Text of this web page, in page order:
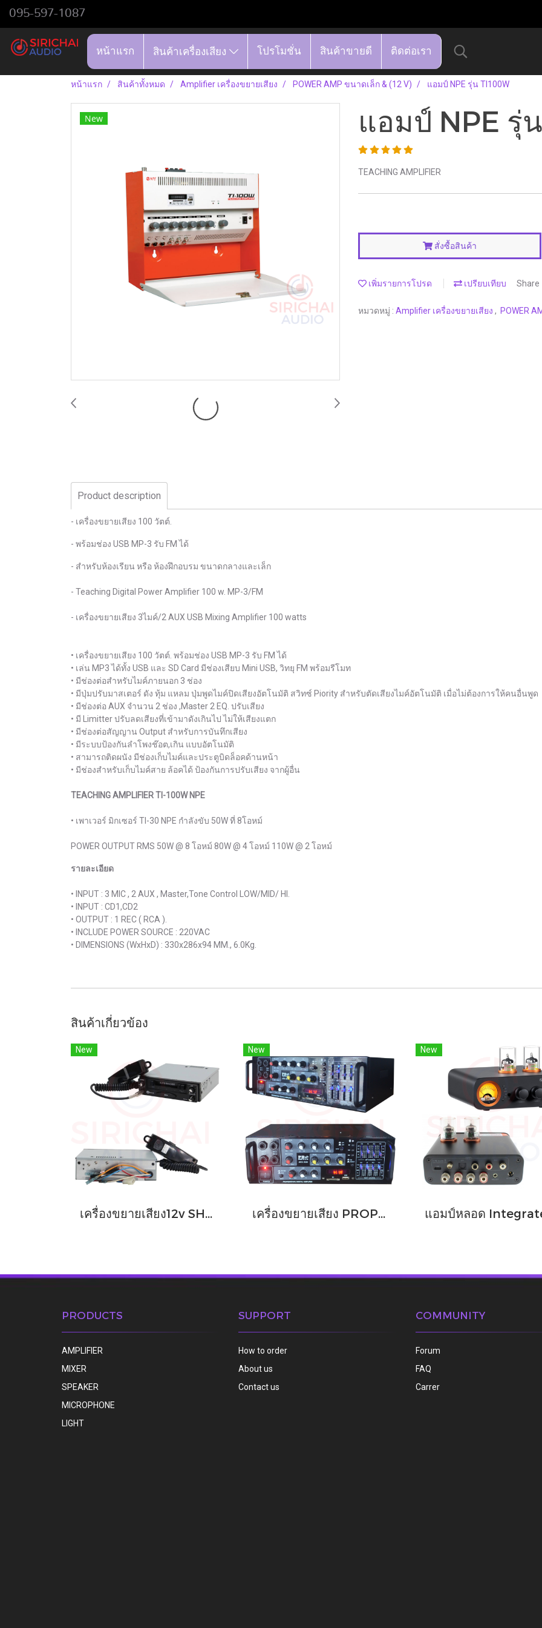
095-597-1087
หน้าแรก สินค้าเครื่องเสียง โปรโมชั่น สินค้าขายดี ติดต่อเรา
หน้าแรก สินค้าทั้งหมด Amplifier เครื่องขยายเสียง POWER AMP ขนาดเล็ก & (12 V) แอมป์ NPE รุ่น TI100W
New แอมป์ NPE รุ่
TEACHING AMPLIFIER
สั่งซื้อสินค้า
เพิ่มรายการโปรด เปรียบเทียบ Share
หมวดหมู่ : Amplifier เครื่องขยายเสียง , POWER
Product description
- เครื่องขยายเสียง 100 วัตต์.
- พร้อมช่อง USB MP-3 รับ FM ได้
- สำหรับห้องเรียน หรือ ห้องฝึกอบรม ขนาดกลางและเล็ก
- Teaching Digital Power Amplifier 100 w. MP-3/FM
- เครื่องขยายเสียง 3ไมค์/2 AUX USB Mixing Amplifier 100 watts
• เครื่องขยายเสียง 100 วัตต์. พร้อมช่อง USB MP-3 รับ FM ได้
• เล่น MP3 ได้ทั้ง USB และ SD Card มีช่องเสียบ Mini USB, วิทยุ FM พร้อมรีโมท
• มีช่องต่อสำหรับไมค์ภายนอก 3 ช่อง
• มีปุ่มปรับมาสเตอร์ ดัง ทุ้ม แหลม ปุ่มพูดไมค์ปิดเสียงอัตโนมัติ สวิทซ์ Piority สำหรับตัดเสียงไมค์อัตโนมัติ เมื่อไม่ต้องการให้คนอื่นพูด
• มีช่องต่อ AUX จำนวน 2 ช่อง ,Master 2 EQ. ปรับเสียง
• มี Limitter ปรับลดเสียงที่เข้ามาดังเกินไป ไม่ให้เสียงแตก
• มีช่องต่อสัญญาน Output สำหรับการบันทึกเสียง
• มีระบบป้องกันลำโพงช๊อต,เกิน แบบอัตโนมัติ
• สามารถติดผนัง มีช่องเก็บไมค์และประตูบิดล็อคด้านหน้า
• มีช่องสำหรับเก็บไมค์สาย ล้อคได้ ป้องกันการปรับเสียง จากผู้อื่น
TEACHING AMPLIFIER TI-100W NPE
• เพาเวอร์ มิกเซอร์ TI-30 NPE กำลังขับ 50W ที่ 8โอหม์
POWER OUTPUT RMS 50W @ 8 โอหม์ 80W @ 4 โอหม์ 110W @ 2 โอหม์
รายละเอียด
• INPUT : 3 MIC , 2 AUX , Master,Tone Control LOW/MID/ HI.
• INPUT : CD1,CD2
• OUTPUT : 1 REC ( RCA ).
• INCLUDE POWER SOURCE : 220VAC
• DIMENSIONS (WxHxD) : 330x286x94 MM., 6.0Kg.
สินค้าเกี่ยวข้อง
New
เครื่องขยายเสียง12v SHOW รุ่น SCA340 (40 วัตต์ มีไมค์)
New
เครื่องขยายเสียง PROPLUS รุ่น AVK500
New
PRODUCTS
AMPLIFIER
MIXER
SPEAKER
MICROPHONE
LIGHT
SUPPORT
How to order
About us
Contact us
COMMUNITY
Forum
FAQ
Carrer